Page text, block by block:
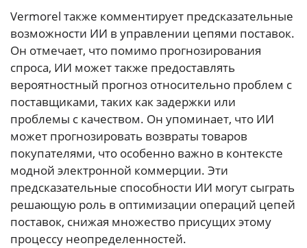
Vermorel также комментирует предсказательные
возможности ИИ в управлении цепями поставок.
Он отмечает, что помимо прогнозирования
спроса, ИИ может также предоставлять
вероятностный прогноз относительно проблем с
поставщиками, таких как задержки или
проблемы с качеством. Он упоминает, что ИИ
может прогнозировать возвраты товаров
покупателями, что особенно важно в контексте
модной электронной коммерции. Эти
предсказательные способности ИИ могут сыграть
решающую роль в оптимизации операций цепей
поставок, снижая множество присущих этому
процессу неопределенностей.